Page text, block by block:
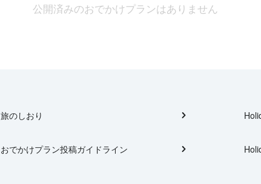
公開済みのおでかけプランはありません
旅のしおり
おでかけプラン投稿ガイドライン